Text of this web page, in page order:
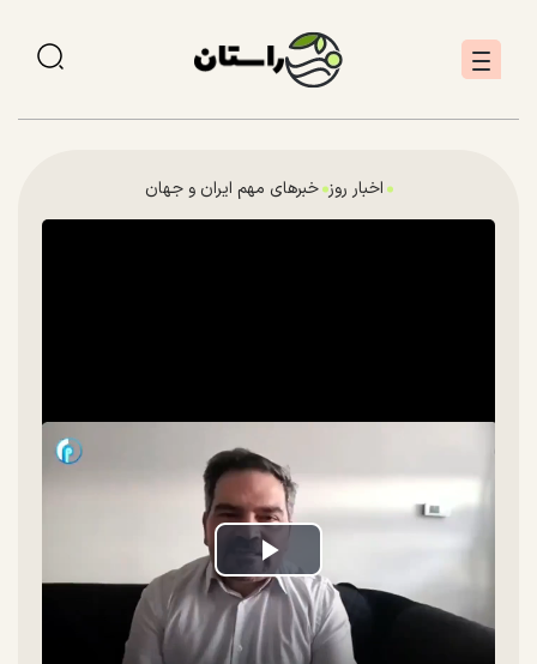
اخبار روز خبرهای مهم ایران و جهان
Play
Video